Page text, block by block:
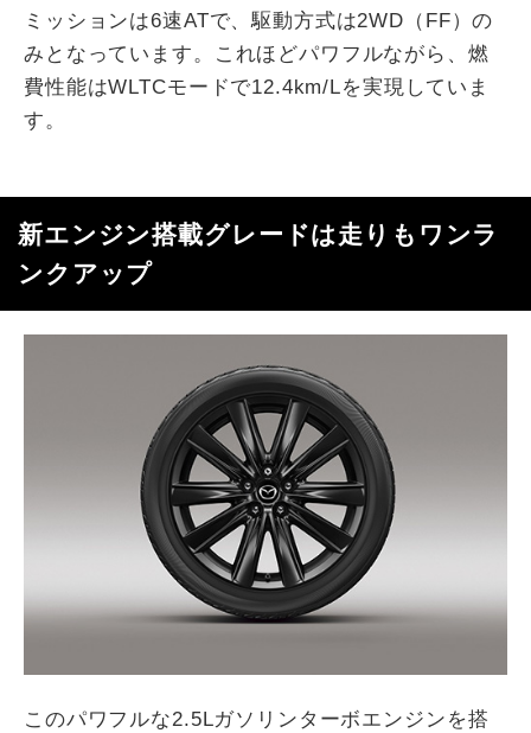
ミッションは6速ATで、駆動方式は2WD（FF）の
みとなっています。これほどパワフルながら、燃
費性能はWLTCモードで12.4km/Lを実現していま
す。
新エンジン搭載グレードは走りもワンラ
ンクアップ
このパワフルな2.5Lガソリンターボエンジンを搭